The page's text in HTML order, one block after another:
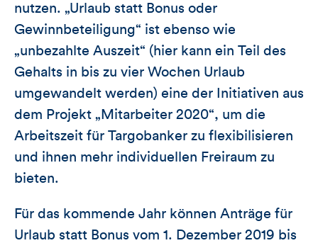
nutzen. „Urlaub statt Bonus oder
Gewinnbeteiligung“ ist ebenso wie
„unbezahlte Auszeit“ (hier kann ein Teil des
Gehalts in bis zu vier Wochen Urlaub
umgewandelt werden) eine der Initiativen aus
dem Projekt „Mitarbeiter 2020“, um die
Arbeitszeit für Targobanker zu flexibilisieren
und ihnen mehr individuellen Freiraum zu
bieten.
Für das kommende Jahr können Anträge für
Urlaub statt Bonus vom 1. Dezember 2019 bis